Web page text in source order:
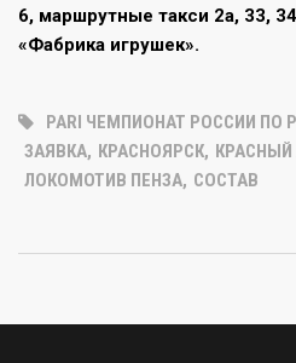
6, маршрутные такси 2а, 33,
«Фабрика игрушек».
PARI ЧЕМПИОНАТ РОССИИ ПО
ЗАЯВКА, КРАСНОЯРСК, КРАСНЫЙ
ЛОКОМОТИВ ПЕНЗА, СОСТАВ